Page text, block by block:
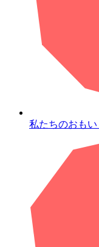
私たちのおもい